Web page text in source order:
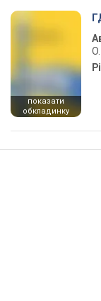
показати
обкладинку